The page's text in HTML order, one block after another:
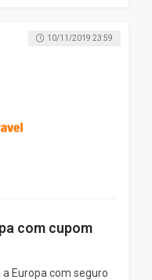
com cupom
Europa com seguro
10/11/2019 23:59